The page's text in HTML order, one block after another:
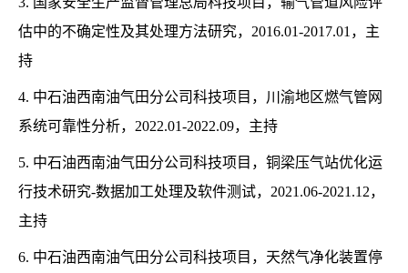
估中的不确定性及其处理方法研究，2016.01-2017.01，主
持
4. 中石油西南油气田分公司科技项目，川渝地区燃气管网
系统可靠性分析，2022.01-2022.09，主持
5. 中石油西南油气田分公司科技项目，铜梁压气站优化运
行技术研究-数据加工处理及软件测试，2021.06-2021.12，
主持
6. 中石油西南油气田分公司科技项目，天然气净化装置停